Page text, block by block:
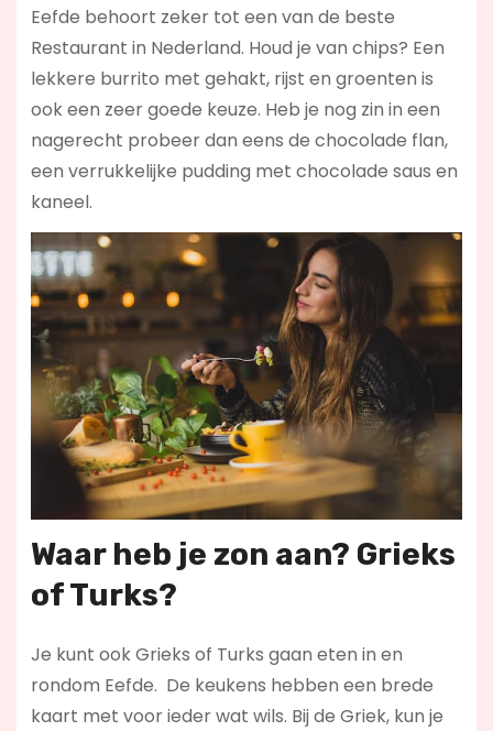
Eefde behoort zeker tot een van de beste
Restaurant in Nederland. Houd je van chips? Een
lekkere burrito met gehakt, rijst en groenten is
ook een zeer goede keuze. Heb je nog zin in een
nagerecht probeer dan eens de chocolade flan,
een verrukkelijke pudding met chocolade saus en
kaneel.
Waar heb je zon aan? Grieks
of Turks?
Je kunt ook Grieks of Turks gaan eten in en
rondom Eefde. De keukens hebben een brede
kaart met voor ieder wat wils. Bij de Griek, kun je